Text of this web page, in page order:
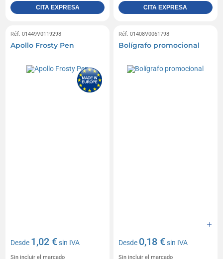
CITA EXPRESA CITA EXPRESA
Réf. 01449V0119298
Apollo Frosty Pen
Desde 1,02 €sin IVA
Sin incluir el marcado
Réf. 01408V0061798
Bolígrafo promocional
Desde 0,18 €sin IVA
Sin incluir el marcado